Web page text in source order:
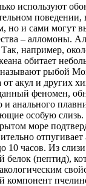
используют
поведении,
но и сами могут
– алломоны.
например,
обитает
рыбой
от акул и других
феномен,
и анального
особую слизь.
море
10 часов. Из
белок (пептид),
компонент